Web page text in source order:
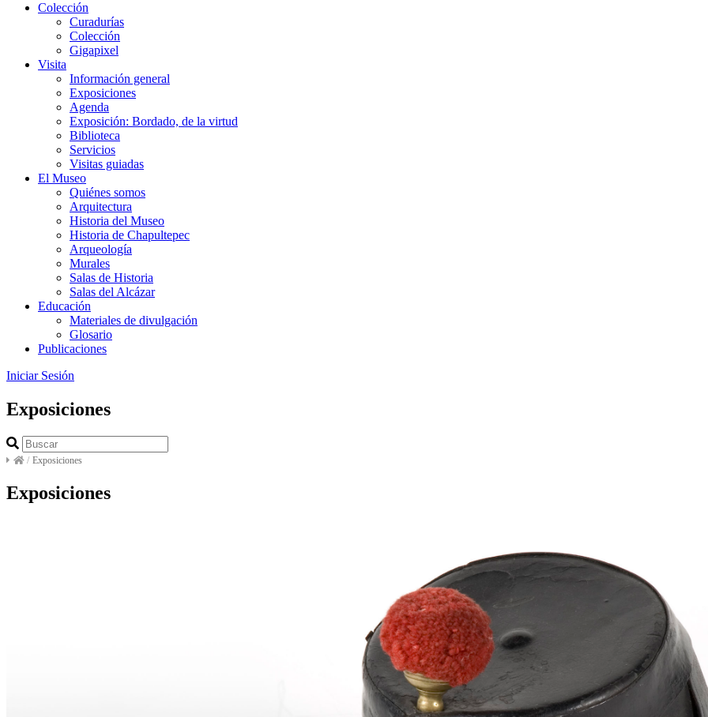
Colección
Curadurías
Colección
Gigapixel
Visita
Información general
Exposiciones
Agenda
Exposición: Bordado, de la virtud
Biblioteca
Servicios
Visitas guiadas
El Museo
Quiénes somos
Arquitectura
Historia del Museo
Historia de Chapultepec
Arqueología
Murales
Salas de Historia
Salas del Alcázar
Educación
Materiales de divulgación
Glosario
Publicaciones
Iniciar Sesión
Exposiciones
/ Exposiciones
Exposiciones